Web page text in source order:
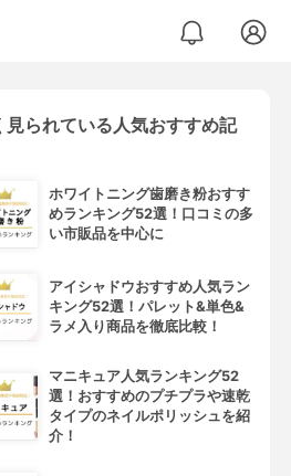
見られている人気おすすめ記
ホワイトニング歯磨き粉おすす
めランキング52選！口コミの多
い市販品を中心に
アイシャドウおすすめ人気ラン
キング52選！パレット&単色&
ラメ入り商品を徹底比較！
マニキュア人気ランキング52
選！おすすめのプチプラや速乾
タイプのネイルポリッシュを紹
介！